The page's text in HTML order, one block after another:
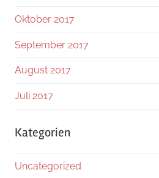
Oktober 2017
September 2017
August 2017
Juli 2017
Kategorien
Uncategorized